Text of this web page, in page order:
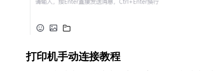
打印机手动连接教程